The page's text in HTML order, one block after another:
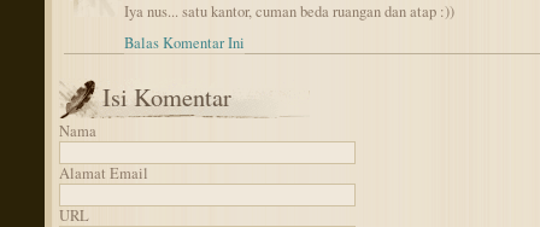
Iya nus... satu kantor, cuman beda ruangan dan atap :))
Balas Komentar Ini
Isi Komentar
Nama
Alamat Email
URL